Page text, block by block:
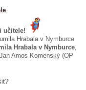
učitele!
Hrabala v Nymburce
Hrabala v Nymburce
Amos Komenský (OP